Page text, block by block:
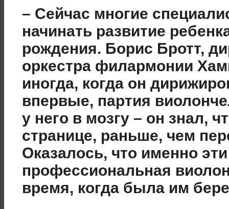
– Сейчас многие
начинать развитие
рождения. Борис Бротт,
оркестра филармонии
иногда, когда он
впервые, партия
у него в мозгу – он знал,
странице, раньше, чем
Оказалось, что именно
профессиональная
время, когда была им